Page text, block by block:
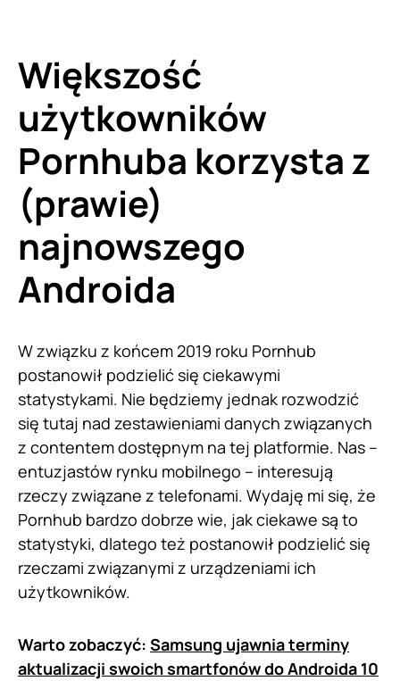
Większość
użytkowników
Pornhuba korzysta z
(prawie)
najnowszego
Androida
W związku z końcem 2019 roku Pornhub
postanowił podzielić się ciekawymi
statystykami. Nie będziemy jednak rozwodzić
się tutaj nad zestawieniami danych związanych
z contentem dostępnym na tej platformie. Nas –
entuzjastów rynku mobilnego – interesują
rzeczy związane z telefonami. Wydaję mi się, że
Pornhub bardzo dobrze wie, jak ciekawe są to
statystyki, dlatego też postanowił podzielić się
rzeczami związanymi z urządzeniami ich
użytkowników.
Warto zobaczyć: Samsung ujawnia terminy
aktualizacji swoich smartfonów do Androida 10